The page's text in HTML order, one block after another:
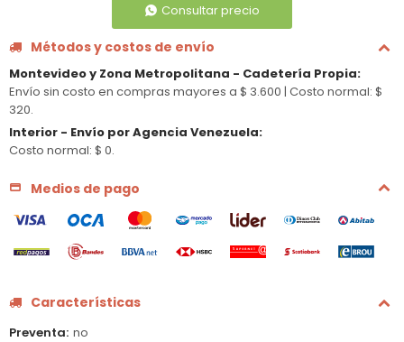
Consultar precio
Métodos y costos de envío
Montevideo y Zona Metropolitana - Cadetería Propia:
Envío sin costo en compras mayores a $ 3.600 | Costo normal: $
320.
Interior - Envío por Agencia Venezuela:
Costo normal: $ 0.
Medios de pago
Características
Preventa no